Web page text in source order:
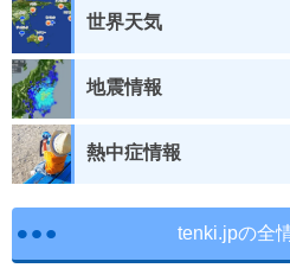
世界天気
地震情報
熱中症情報
tenki.jpの全